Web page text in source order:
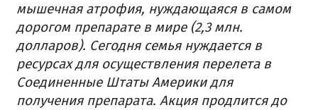
мышечная атрофия, нуждающаяся в самом
дорогом препарате в мире (2,3 млн.
долларов). Сегодня семья нуждается в
ресурсах для осуществления перелета в
Соединенные Штаты Америки для
получения препарата. Акция продлится до